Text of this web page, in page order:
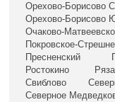
Орехово-Борисово
Орехово-Борисово
Очаково-
Покровское-
Пресненский
Ростокино
Свиблово
Северное